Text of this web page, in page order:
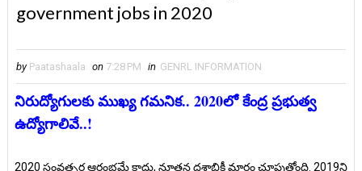
government jobs in 2020
by Paatashaala on 7:28 PM in GENRL INFORMATION
నిరుద్యోగులకు ముఖ్య గమనిక.. 2020లో కేంద్ర ప్రభుత్వ
ఉద్యోగాలివే..!
2020 సంవత్సర ఆరంభమే కాదు, నూతన దశాబ్ధికీ మార్గం చూపుతోంది. 2019ని